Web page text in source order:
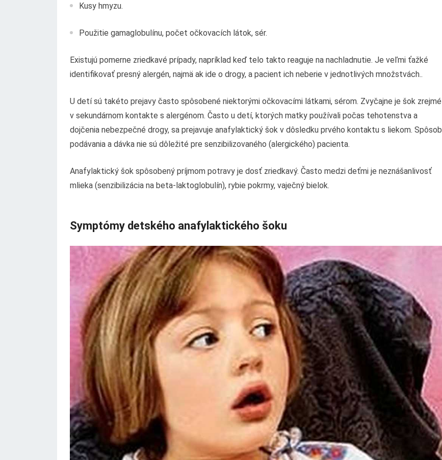
Kusy hmyzu.
Použitie gamaglobulínu, počet očkovacích látok, sér.
Existujú pomerne zriedkavé prípady, napríklad keď telo takto reaguje na nachladnutie. Je veľmi ťažké
identifikovať presný alergén, najmä ak ide o drogy, a pacient ich neberie v jednotlivých množstvách..
U detí sú takéto prejavy často spôsobené niektorými očkovacími látkami, sérom. Zvyčajne je šok zrejmé
v sekundárnom kontakte s alergénom. Často u detí, ktorých matky používali počas tehotenstva a
dojčenia nebezpečné drogy, sa prejavuje anafylaktický šok v dôsledku prvého kontaktu s liekom. Spôsob
podávania a dávka nie sú dôležité pre senzibilizovaného (alergického) pacienta.
Anafylaktický šok spôsobený príjmom potravy je dosť zriedkavý. Často medzi deťmi je neznášanlivosť
mlieka (senzibilizácia na beta-laktoglobulín), rybie pokrmy, vaječný bielok.
Symptómy detského anafylaktického šoku